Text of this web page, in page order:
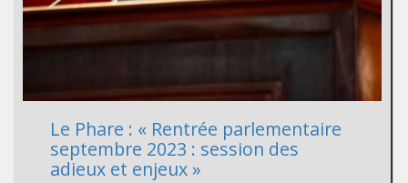
Le Phare : « Rentrée parlementaire
septembre 2023 : session des
adieux et enjeux »